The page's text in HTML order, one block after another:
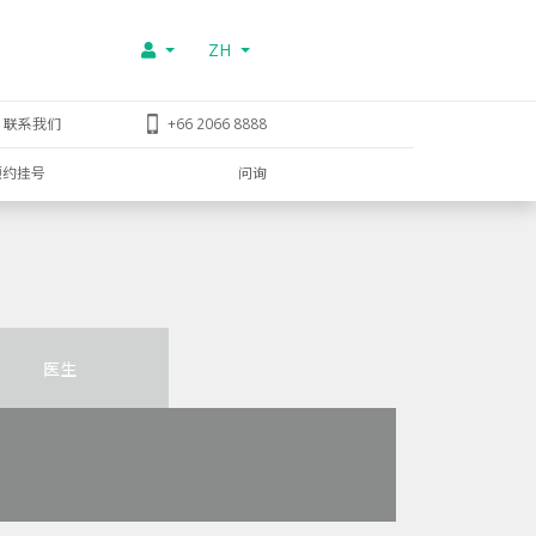
ZH
联系我们 +66 2066 8888
挂号 问询
医生